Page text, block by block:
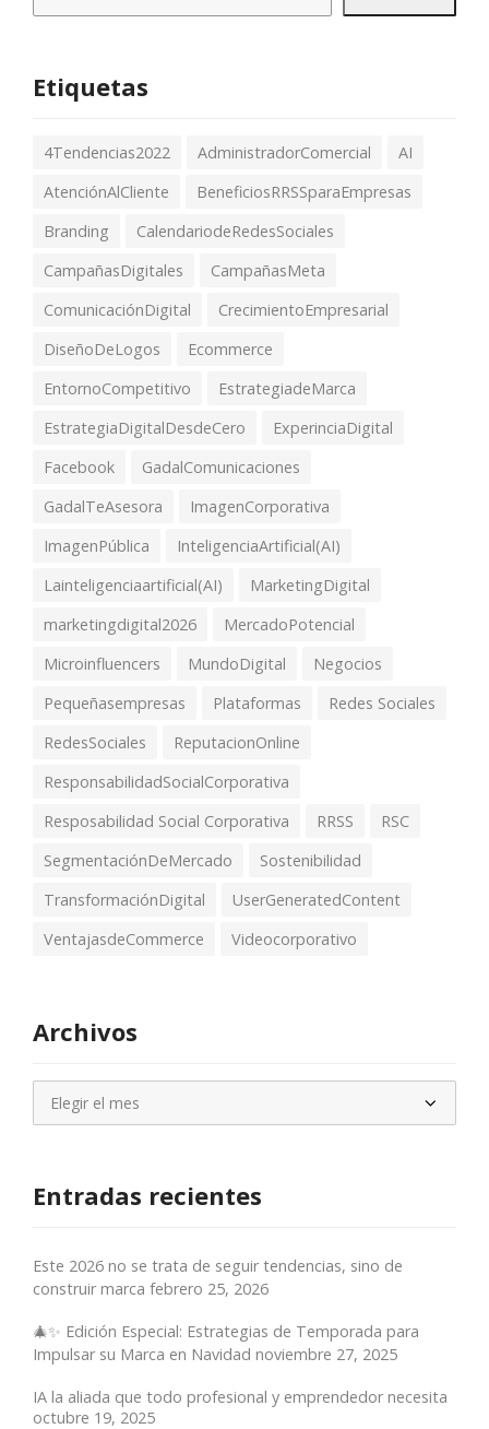
Etiquetas
4Tendencias2022 AdministradorComercial
AI
AtenciónAlCliente
BeneficiosRRSSparaEmpresas
Branding
CalendariodeRedesSociales
CampañasDigitales
CampañasMeta
ComunicaciónDigital
CrecimientoEmpresarial
DiseñoDeLogos
Ecommerce
EntornoCompetitivo
EstrategiadeMarca
EstrategiaDigitalDesdeCero
ExperinciaDigital
Facebook
GadalComunicaciones
GadalTeAsesora
ImagenCorporativa
ImagenPública
InteligenciaArtificial(AI)
Lainteligenciaartificial(AI)
MarketingDigital
marketingdigital2026
MercadoPotencial
Microinfluencers
MundoDigital
Negocios
Pequeñasempresas
Plataformas
Redes Sociales
RedesSociales
ReputacionOnline
ResponsabilidadSocialCorporativa
Resposabilidad Social Corporativa
RRSS
RSC
SegmentaciónDeMercado
Sostenibilidad
TransformaciónDigital
UserGeneratedContent
VentajasdeCommerce
Videocorporativo
Archivos
Entradas recientes
Este 2026 no se trata de seguir tendencias, sino de
construir marca febrero 25, 2026
🎄✨ Edición Especial: Estrategias de Temporada para
Impulsar su Marca en Navidad noviembre 27, 2025
IA la aliada que todo profesional y emprendedor necesita
octubre 19, 2025